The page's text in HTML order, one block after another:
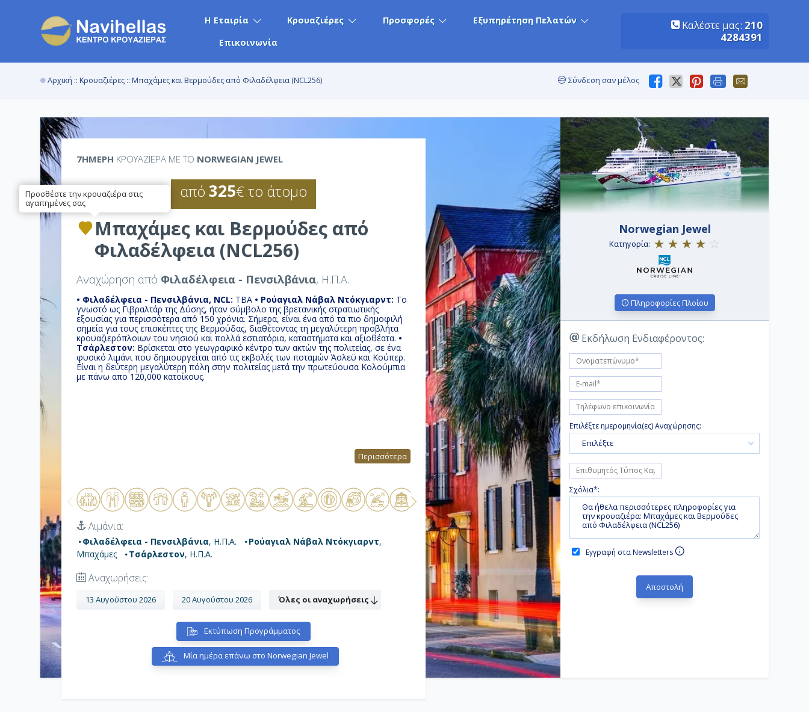
Η Εταιρία Κρουαζιέρες Προσφορές
Εξυπηρέτηση Πελατών
Επικοινωνία
Καλέστε μας: 210
4284391
Αρχική ::Κρουαζιέρες :: Μπαχάμες και Βερμούδες από Φιλαδέλφεια (NCL256) Σύνδεση σαν μέλος
7ΉΜΕΡΗ ΚΡΟΥΑΖΙΕΡΑ ΜΕ ΤΟ NORWEGIAN JEWEL
από325€ το άτομο
Μπαχάμες και Βερμούδες από
Φιλαδέλφεια (NCL256)
Αναχώρηση από Φιλαδέλφεια - Πενσιλβάνια, Η.Π.Α.
• Φιλαδέλφεια - Πενσιλβάνια, NCL: TBA • Ρούαγιαλ Νάβαλ Ντόκγιαρντ: Το
γνωστό ως Γιβραλτάρ της Δύσης, ήταν σύμβολο της βρετανικής στρατιωτικής
εξουσίας για περισσότερα από 150 χρόνια. Σήμερα, είναι ένα από τα πιο δημοφιλή
σημεία για τους επισκέπτες της Βερμούδας, διαθέτοντας τη μεγαλύτερη προβλήτα
κρουαζιερόπλοιων του νησιού και πολλά εστιατόρια, καταστήματα και αξιοθέατα. •
Τσάρλεστον: Βρίσκεται στο γεωγραφικό κέντρο των ακτών της πολιτείας, σε ένα
φυσικό λιμάνι που δημιουργείται από τις εκβολές των ποταμών Άσλεϋ και Κούπερ.
Είναι η δεύτερη μεγαλύτερη πόλη στην πολιτείας μετά την πρωτεύουσα Κολούμπια
με πάνω απο 120,000 κατοίκους.
Περισσότερα
Λιμάνια:
Φιλαδέλφεια - Πενσιλβάνια, Η.Π.Α. Ρούαγιαλ Νάβαλ Ντόκγιαρντ,
Μπαχάμες
Τσάρλεστον, Η.Π.Α.
Αναχωρήσεις:
13 Αυγούστου 2026 20 Αυγούστου 2026 Όλες οι αναχωρήσεις
Εκτύπωση Προγράμματος
Μία ημέρα επάνω στο Norwegian Jewel
Norwegian Jewel
Κατηγορία:
Πληροφορίες Πλοίου
Εκδήλωση Ενδιαφέροντος:
Επιλέξτε ημερομηνία(ες) Αναχώρησης:
Επιλέξτε
Σχόλια*:
Εγγραφή στα Newsletters
Προσθέστε την κρουαζιέρα στις
αγαπημένες σας